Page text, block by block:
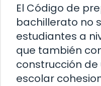
El Código de
bachillerato no
estudiantes a
que también
construcción
escolar